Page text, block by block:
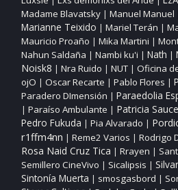
Madame Blavatsky| Manuel Manuel
Marianne Teixido | Mariel Terán |
Mauricio Proaño | Mika Martini |
Nahun Saldaña | Nambi ku'i | Nath |
Noisk8 | Nra Ruido | NUT| Oficina
ojO | Oscar Recarte | Pablo Flores |
Paradero DImensión | Paraedolia
| Paraíso Ambulante | Patricia
Pedro Fukuda | Pia Alvarado |
r1ffm4nn | Reme2 Varios | Rodrigo
Rosa Naid Cruz Tica | Rrayen |
Semillero CineVivo | Sicalipsis |
Sintonía Muerta | smosgasbord |